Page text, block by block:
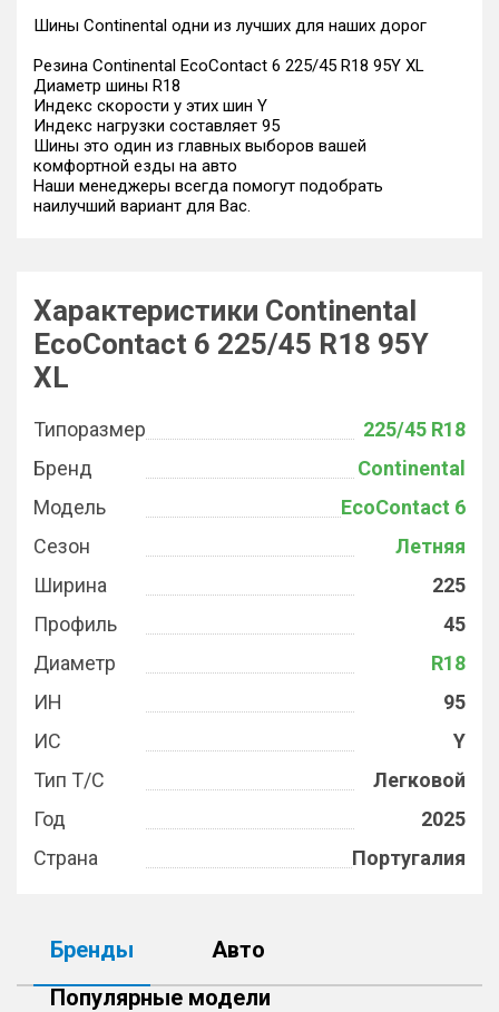
Шины Continental одни из лучших для наших дорог
Резина Continental EcoContact 6 225/45 R18 95Y XL
Диаметр шины R18
Индекс скорости у этих шин Y
Индекс нагрузки составляет 95
Шины это один из главных выборов вашей
комфортной езды на авто
Наши менеджеры всегда помогут подобрать
наилучший вариант для Вас.
Характеристики Continental
EcoContact 6 225/45 R18 95Y
XL
Типоразмер
225/45 R18
Бренд
Continental
Модель
EcoContact 6
Сезон
Летняя
Ширина
225
Профиль
45
Диаметр
R18
ИН
95
ИС
Y
Тип Т/С
Легковой
Год
2025
Страна
Португалия
Бренды
Авто
Популярные модели